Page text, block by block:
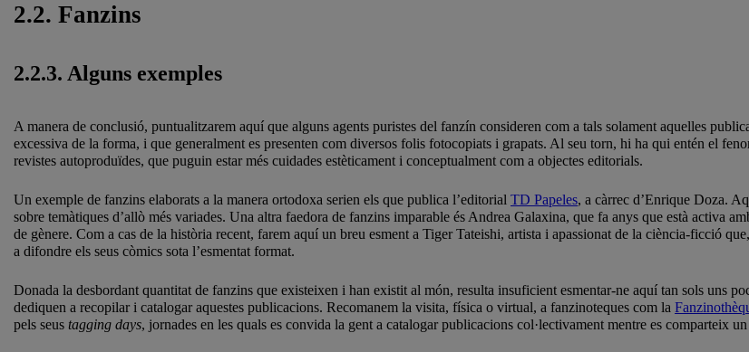
2.2. Fanzins
2.2.3. Alguns exemples
A manera de conclusió, puntualitzarem aquí que alguns agents puristes del fanzín consideren com a tals solament aquelles
excessiva de la forma, i que generalment es presenten com diversos folis fotocopiats i grapats. Al seu torn, hi ha qui entén el
revistes autoproduïdes, que puguin estar més cuidades estèticament i conceptualment com a objectes editorials.
Un exemple de fanzins elaborats a la manera ortodoxa serien els que publica l’editorial TD Papeles, a càrrec d’Enrique Doza.
sobre temàtiques d’allò més variades. Una altra faedora de fanzins imparable és Andrea Galaxina, que fa anys que està activa
de gènere. Com a cas de la història recent, farem aquí un breu esment a Tiger Tateishi, artista i apassionat de la ciència-ficció
a difondre els seus còmics sota l’esmentat format.
Donada la desbordant quantitat de fanzins que existeixen i han existit al món, resulta insuficient esmentar-ne aquí tan sols uns
dediquen a recopilar i catalogar aquestes publicacions. Recomanem la visita, física o virtual, a fanzinoteques com la
pels seus tagging days, jornades en les quals es convida la gent a catalogar publicacions col·lectivament mentre es comparteix